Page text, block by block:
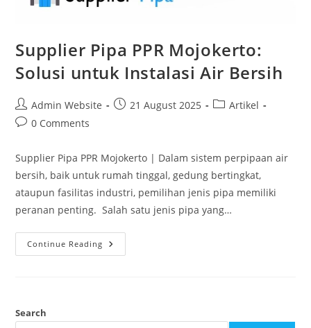
Supplier Pipa PPR Mojokerto:
Solusi untuk Instalasi Air Bersih
Admin Website 21 August 2025
Artikel
0 Comments
Supplier Pipa PPR Mojokerto | Dalam sistem perpipaan air
bersih, baik untuk rumah tinggal, gedung bertingkat,
ataupun fasilitas industri, pemilihan jenis pipa memiliki
peranan penting. Salah satu jenis pipa yang…
Continue Reading
Search